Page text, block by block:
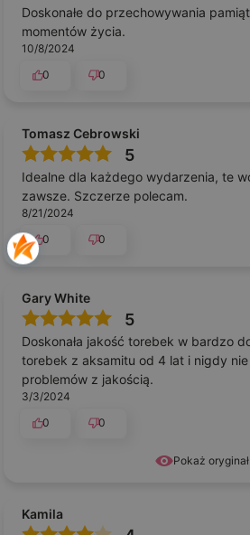
Doskonałe do przechowywania
momentów życia.
10/8/2024
0
0
Tomasz Cebrowski
5
Idealne dla każdego wydarzenia, te
zawsze. Szczerze polecam.
8/21/2024
0
0
Pokaż oryginał
Gary White
5
Doskonała jakość torebek w bardzo
torebek z aksamitu od 4 lat i nigdy
problemów z jakością.
3/3/2024
0
0
Kamila